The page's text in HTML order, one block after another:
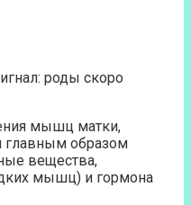
роды скоро
мышц матки,
главным образом
вещества,
мышц) и гормона